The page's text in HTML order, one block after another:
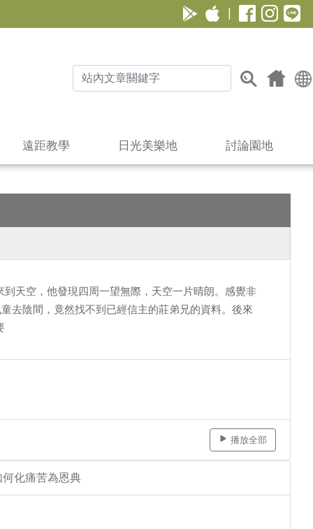
遠距教學 日光美樂地 討論園地
天空，他發現四周一望無際，天空一片晴朗。感覺非
去陰間，竟然找不到已經信主的莊弟兄的資料。後來
播放全部
化痛苦為恩典